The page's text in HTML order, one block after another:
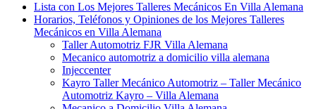
Lista con Los Mejores Talleres Mecánicos En Villa Alemana
Horarios, Teléfonos y Opiniones de los Mejores Talleres
Mecánicos en Villa Alemana
Taller Automotriz FJR Villa Alemana
Mecanico automotriz a domicilio villa alemana
Injeccenter
Kayro Taller Mecánico Automotriz – Taller Mecánico
Automotriz Kayro – Villa Alemana